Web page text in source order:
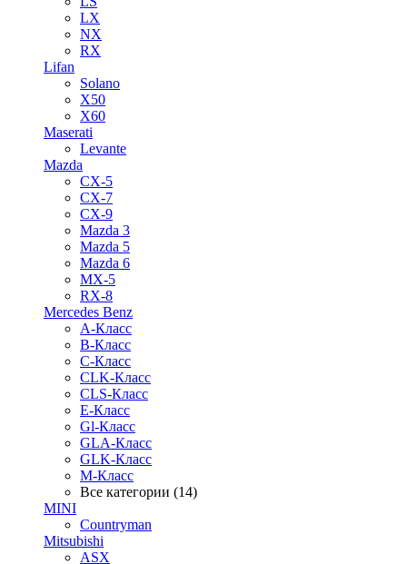
LX
NX
RX
Lifan
Solano
X50
X60
Maserati
Levante
Mazda
CX-5
CX-7
CX-9
Mazda 3
Mazda 5
Mazda 6
MX-5
RX-8
Mercedes Benz
A-Класс
B-Класс
C-Класс
CLK-Класс
CLS-Класс
E-Класс
Gl-Класс
GLA-Класс
GLK-Класс
M-Класс
Все категории (14)
MINI
Countryman
Mitsubishi
ASX